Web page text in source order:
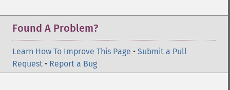
Found A Problem?
Learn How To Improve This Page • Submit a Pull
Request • Report a Bug